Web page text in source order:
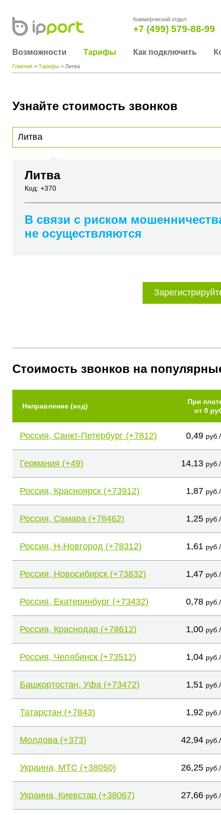
Коммерческий отдел:
+7 (499) 579-88-99
Возможности Тарифы Как подключить
Главная > Тарифы > Литва
Узнайте стоимость звонков
Литва
Код: +370
В связи с риском
не осуществляются
Стоимость звонков на
Направление (код)
При
от 0
Россия, Санкт-Петербург (+7812) 0,49
Германия (+49) 14,13
Россия, Красноярск (+73912) 1,87
Россия, Самара (+78462) 1,25
Россия, Н-Новгород (+78312) 1,61
Россия, Новосибирск (+73832) 1,47
Россия, Екатеринбург (+73432) 0,78
Россия, Краснодар (+78612) 1,00
Россия, Челябинск (+73512) 1,04
Башкортостан, Уфа (+73472) 1,51
Татарстан (+7843) 1,92
Молдова (+373) 42,94
Украина, МТС (+38050) 26,25
Украина, Киевстар (+38067) 27,66